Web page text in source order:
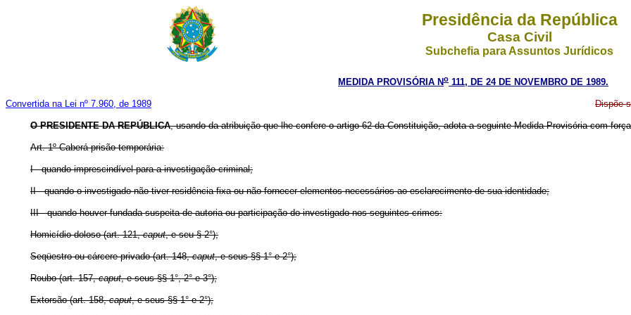
Presidência da República
Casa Civil
Subchefia para Assuntos Jurídicos
MEDIDA PROVISÓRIA No 111, DE 24 DE NOVEMBRO DE 1989.
Convertida na Lei nº 7.960, de 1989 Dispõe
O PRESIDENTE DA REPÚBLICA, usando da atribuição que lhe confere o artigo 62 da Constituição, adota a seguinte Medida Provisória com
Art. 1º Caberá prisão temporária:
I - quando imprescindível para a investigação criminal;
II - quando o investigado não tiver residência fixa ou não fornecer elementos necessários ao esclarecimento de sua identidade;
III - quando houver fundada suspeita de autoria ou participação do investigado nos seguintes crimes:
Homicídio doloso (art. 121,caput, e seu § 2°);
Seqüestro ou cárcere privado (art. 148,caput, e seus §§ 1° e 2°);
Roubo (art. 157,caput, e seus §§ 1°, 2° e 3°);
Extorsão (art. 158,caput, e seus §§ 1° e 2°);